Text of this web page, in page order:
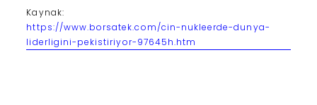
Kaynak:
https://www.borsatek.com/cin-nukleerde-dunya-
liderligini-pekistiriyor-97645h.htm